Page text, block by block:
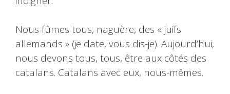
Nous fûmes tous, naguère, des « juifs
allemands » (je date, vous dis-je). Aujourd’hui,
nous devons tous, tous, être aux côtés des
catalans. Catalans avec eux, nous-mêmes.